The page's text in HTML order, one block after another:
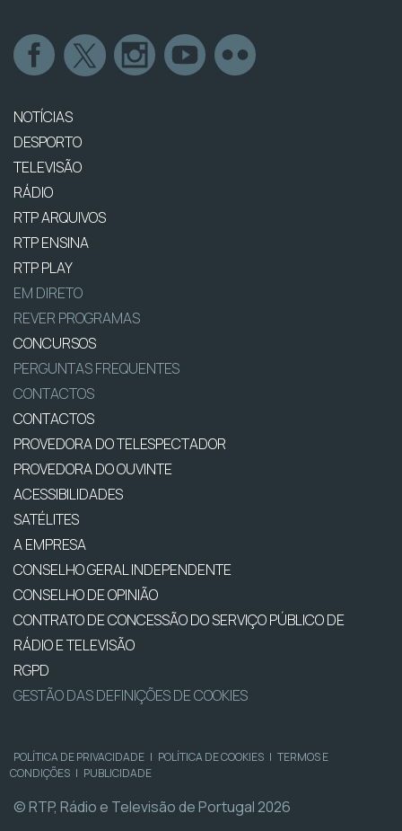
NOTÍCIAS
DESPORTO
TELEVISÃO
RÁDIO
RTP ARQUIVOS
RTP ENSINA
RTP PLAY
EM DIRETO
REVER PROGRAMAS
CONCURSOS
PERGUNTAS FREQUENTES
CONTACTOS
CONTACTOS
PROVEDORA DO TELESPECTADOR
PROVEDORA DO OUVINTE
ACESSIBILIDADES
SATÉLITES
A EMPRESA
CONSELHO GERAL INDEPENDENTE
CONSELHO DE OPINIÃO
CONTRATO DE CONCESSÃO DO SERVIÇO PÚBLICO DE
RÁDIO E TELEVISÃO
RGPD
GESTÃO DAS DEFINIÇÕES DE COOKIES
POLÍTICA DE PRIVACIDADE | POLÍTICA DE COOKIES | TERMOS E
CONDIÇÕES | PUBLICIDADE
© RTP, Rádio e Televisão de Portugal 2026